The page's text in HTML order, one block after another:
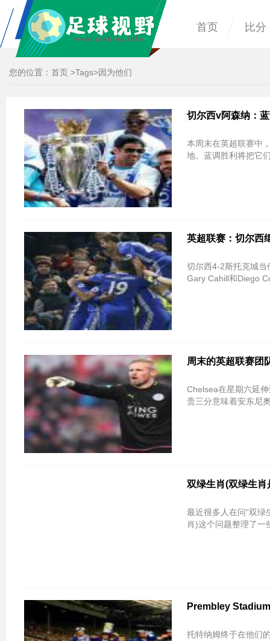
首页 比分
您的位置： 首页 >Tags>因为他们
切尔西v阿森纳：
本周末在英超联赛中
地。蓝调胜利将把它
英超联赛：切尔西
切尔西4-2斯托克城
Gary Cahill和Diego
周末的英超联赛团
Chelsea在星期六延
贵三分意味着安东尼
双绿生肖(双绿生肖
最近很多人在问“双
肖)这个问题整理了一
Prembley
托特纳姆终于在他们